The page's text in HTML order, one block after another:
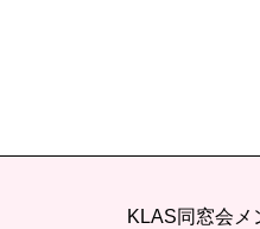
KLAS同窓会メ